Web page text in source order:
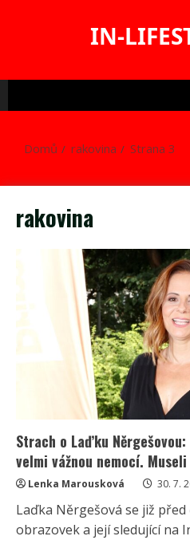
IN-
Domů rakovina Strana 3
rakovina
Strach o Laďku
velmi vážnou nemocí.
Lenka Marousková 30. 7.
Laďka Něrgešová se již
obrazovek a její sledující na